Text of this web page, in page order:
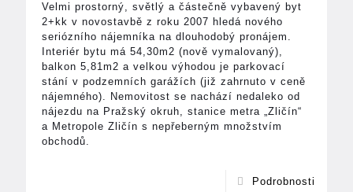
Velmi prostorný, světlý a částečně vybavený byt
2+kk v novostavbě z roku 2007 hledá nového
seriózního nájemníka na dlouhodobý pronájem.
Interiér bytu má 54,30m2 (nově vymalovaný),
balkon 5,81m2 a velkou výhodou je parkovací
stání v podzemních garážích (již zahrnuto v ceně
nájemného). Nemovitost se nachází nedaleko od
nájezdu na Pražský okruh, stanice metra „Zličín“
a Metropole Zličín s nepřeberným množstvím
obchodů.
Podrobnosti